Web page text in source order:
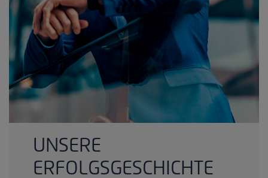
UNSERE
ERFOLGSGESCHICHTE